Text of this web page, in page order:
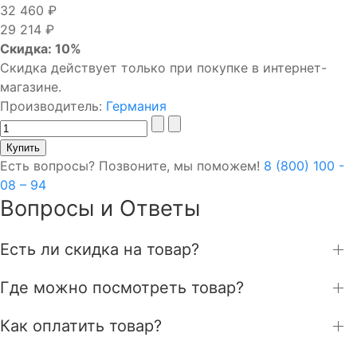
32 460 ₽
29 214 ₽
Скидка: 10%
Скидка действует только при покупке в интернет-
магазине.
Производитель: Германия
Есть вопросы? Позвоните, мы поможем! 8 (800) 100 -
08 – 94
Вопросы и Ответы
Есть ли скидка на товар?
Где можно посмотреть товар?
Как оплатить товар?